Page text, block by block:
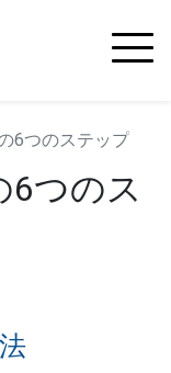
6つのステップ
6つのス